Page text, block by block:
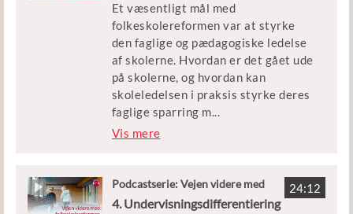
Medvirkende:
Jakob Ryttersgaard, skoledirektør i
Aalborg Kommune
Kirsten Birkving, skoleleder på
Kokkedal Skole i Fredensborg
Kommune.
Bente Bjørnholt, seniorforsker på VIVE
– Det Nationale Forsknings- og
Du kan læse VIVE’s evalueringsrapport
om kommunal styring i
Et væsentligt mål med
folkeskolereformen var at styrke
den faglige og pædagogiske ledelse
af skolerne. Hvordan er det gået ude
på skolerne, og hvordan kan
skoleledelsen i praksis styrke deres
faglige sparring m...
ed og feedback til lærerne om
afdelingslederen og den faglige leder.
Vis mere
24:12
Podcastserie: Vejen videre med
folkeskolereformen
4. Undervisningsdifferentiering